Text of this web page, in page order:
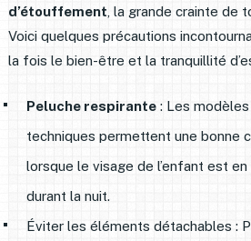
d’étouffement , la grande crainte de
Voici quelques précautions
la fois le bien-être et la tranquillité
Peluche respirante: Les modèles
techniques permettent une bonne
lorsque le visage de l’enfant est
durant la nuit.
Éviter les éléments détachables :